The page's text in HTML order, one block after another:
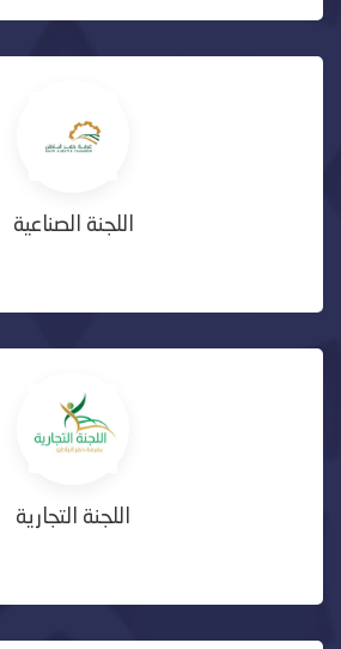
اللجنة الصناعية
اللجنة التجارية